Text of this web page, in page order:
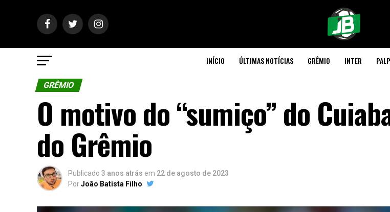
INÍCIO ÚLTIMAS NOTÍCIAS GRÊMIO INTER
GRÊMIO
O motivo do “sumiço” do
do Grêmio
Publicado 3 anos atrás em 22 de agosto de 2023
PorJoão Batista Filho